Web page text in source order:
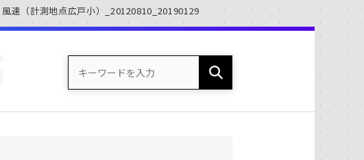
速（計測地点広戸小）_20120810_20190129